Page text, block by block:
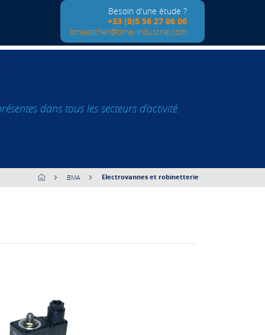
Besoin d'une étude ?
+33 (0)5 56 27 06 06
bmaesther@bme-industrie.com
dans tous les secteurs d’activité.
BMA Electrovannes et robinetterie